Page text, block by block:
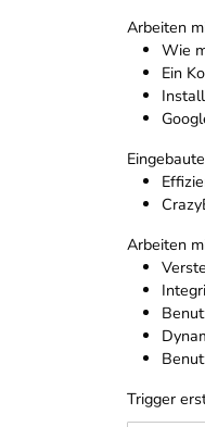
Arbeiten
Wie
Ein
Arbeiten
Trigger